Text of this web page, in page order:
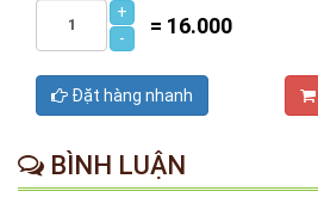
+
-
= 16.000
Đặt hàng nhanh
BÌNH LUẬN